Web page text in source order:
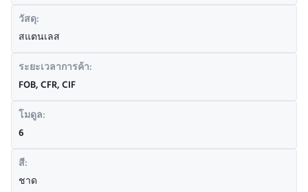
วัสดุ:
สแตนเลส
ระยะเวลาการค้า:
FOB, CFR, CIF
โมดูล:
6
สี:
ชาด